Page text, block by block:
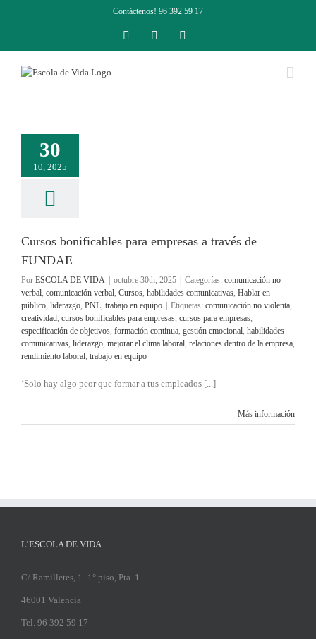
Contáctenos! 96 392 59 17
FacebookInstagram
30
10, 2025
Cursos bonificables para empresas a través de
FUNDAE
Por ESCOLA DE VIDA octubre 30th, 2025 Categorías: comunicación no
verbal, comunicación verbal, Cursos, habilidades comunicativas, Hablar en
público, liderazgo, PNL, trabajo en equipo Etiquetas: comunicación no violenta,
creatividad, cursos bonificables para empresas, cursos para empresas,
especificación de objetivos, formación continua, gestión emocional, habilidades
comunicativas, liderazgo, mejorar el clima laboral, relaciones dentro de la empresa,
rendimiento laboral, trabajo en equipo
‘Solo hay algo peor que formar a tus empleados [...]
Más información
L’ESCOLA DE VIDA
C/ Ramilletes, 1- 1° piso, Pta. 1
46001 Valencia
Tel. 96 392 59 17